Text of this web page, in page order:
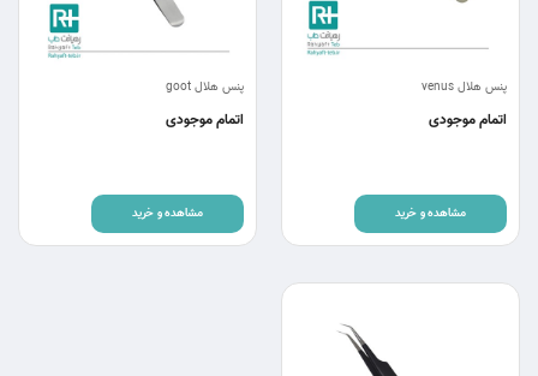
پنس هلال venus
اتمام موجودی
مشاهده و خرید
پنس هلال goot
اتمام موجودی
مشاهده و خرید